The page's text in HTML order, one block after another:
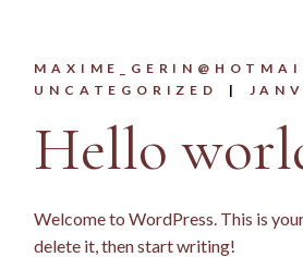
UNCATEGORIZED
Hello
Welcome to WordPress. This is
delete it, then start writing!